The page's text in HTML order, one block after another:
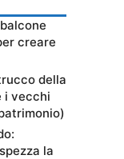
creare
della
i vecchi
la